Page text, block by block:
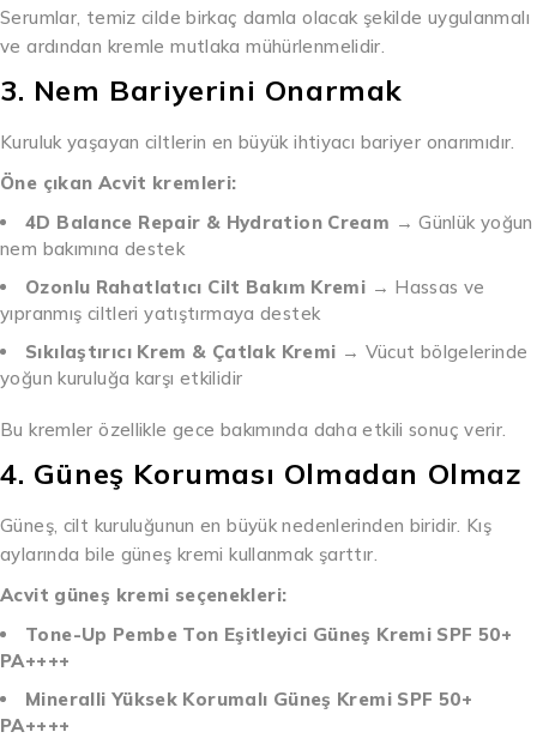
Serumlar, temiz cilde birkaç damla olacak şekilde uygulanmalı
ve ardından kremle mutlaka mühürlenmelidir.
3. Nem Bariyerini Onarmak
Kuruluk yaşayan ciltlerin en büyük ihtiyacı bariyer onarımıdır.
Öne çıkan Acvit kremleri:
4D Balance Repair & Hydration Cream → Günlük yoğun
nem bakımına destek
Ozonlu Rahatlatıcı Cilt Bakım Kremi → Hassas ve
yıpranmış ciltleri yatıştırmaya destek
Sıkılaştırıcı Krem & Çatlak Kremi → Vücut bölgelerinde
yoğun kuruluğa karşı etkilidir
Bu kremler özellikle gece bakımında daha etkili sonuç verir.
4. Güneş Koruması Olmadan Olmaz
Güneş, cilt kuruluğunun en büyük nedenlerinden biridir. Kış
aylarında bile güneş kremi kullanmak şarttır.
Acvit güneş kremi seçenekleri:
Tone-Up Pembe Ton Eşitleyici Güneş Kremi SPF 50+
PA++++
Mineralli Yüksek Korumalı Güneş Kremi SPF 50+
PA++++